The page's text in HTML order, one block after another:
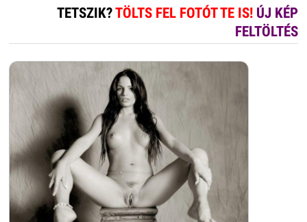
TETSZIK?TÖLTS FEL FOTÓT TE IS! ÚJ KÉP
FELTÖLTÉS